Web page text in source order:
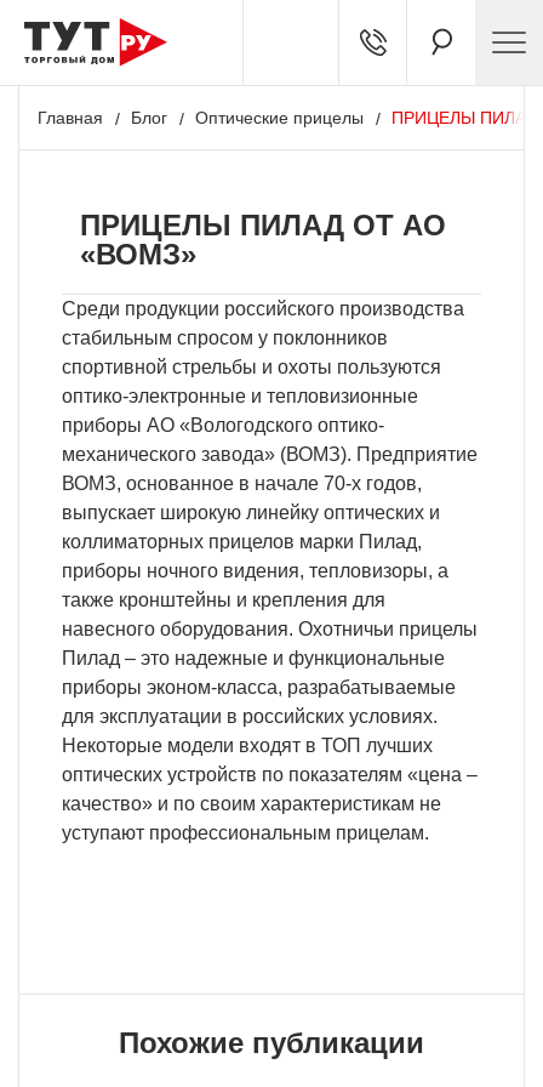
Главная Блог Оптические прицелы ПРИЦЕЛЫ ПИЛАД
ПРИЦЕЛЫ ПИЛАД ОТ АО
«ВОМЗ»
Среди продукции российского производства
стабильным спросом у поклонников
спортивной стрельбы и охоты пользуются
оптико-электронные и тепловизионные
приборы АО «Вологодского оптико-
механического завода» (ВОМЗ). Предприятие
ВОМЗ, основанное в начале 70-х годов,
выпускает широкую линейку оптических и
коллиматорных прицелов марки Пилад,
приборы ночного видения, тепловизоры, а
также кронштейны и крепления для
навесного оборудования. Охотничьи прицелы
Пилад – это надежные и функциональные
приборы эконом-класса, разрабатываемые
для эксплуатации в российских условиях.
Некоторые модели входят в ТОП лучших
оптических устройств по показателям «цена –
качество» и по своим характеристикам не
уступают профессиональным прицелам.
Похожие публикации